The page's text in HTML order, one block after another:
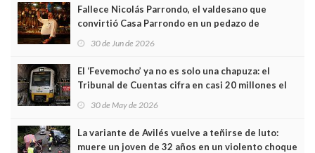
Fallece Nicolás Parrondo, el valdesano que
convirtió Casa Parrondo en un pedazo de
30 de Jun de 2026
El ‘Fevemocho’ ya no es solo una chapuza: el
Tribunal de Cuentas cifra en casi 20 millones el
30 de May de 2026
La variante de Avilés vuelve a teñirse de luto:
muere un joven de 32 años en un violento choque